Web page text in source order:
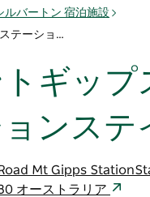
ルバートン 宿泊施設
マウントギップスステーションステイ
ギップ
ンステ
Mt Gipps
オーストラリア